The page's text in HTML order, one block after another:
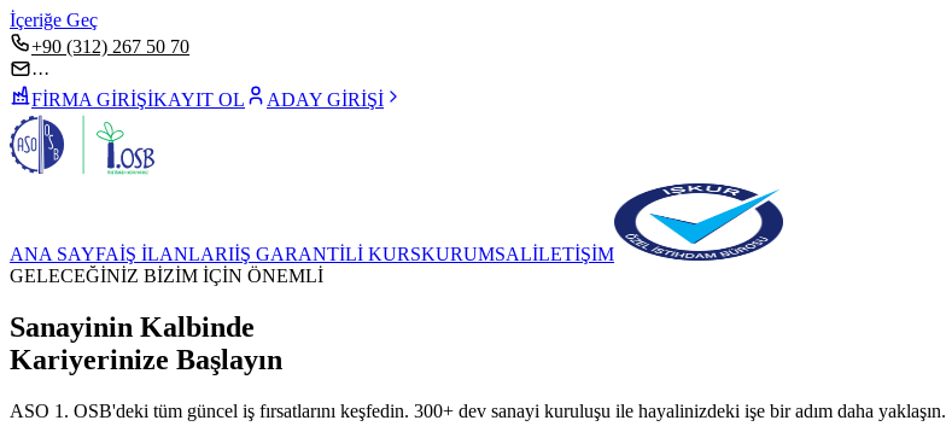
İçeriğe Geç
+90 (312) 267 50 70
···
FİRMA GİRİŞİKAYIT OL ADAY GİRİŞİ
ANA SAYFAİŞ İLANLARIİŞ GARANTİLİ KURSKURUMSALİLETİŞİM
GELECEĞİNİZ BİZİM İÇİN ÖNEMLİ
Sanayinin Kalbinde
Kariyerinize Başlayın
ASO 1. OSB'deki tüm güncel iş fırsatlarını keşfedin. 300+ dev sanayi kuruluşu ile hayalinizdeki işe bir adım daha yaklaşın.